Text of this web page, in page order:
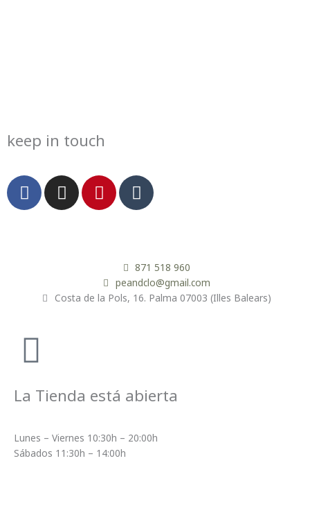
keep in touch
F
a
c
I
n
s
a
P
i
n
e
s
T
u
m
r
871 518 960
peandclo@gmail.com
Costa de la Pols, 16. Palma 07003 (Illes Balears)
La Tienda está abierta
Lunes – Viernes 10:30h – 20:00h
Sábados 11:30h – 14:00h